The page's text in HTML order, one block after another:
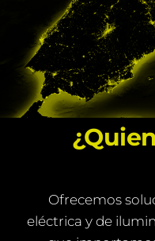
Ofrecemos
eléctrica y de